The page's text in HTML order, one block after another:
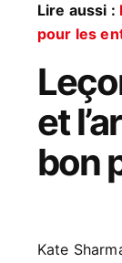
Lire aussi :
pour les
et
bon
Kate